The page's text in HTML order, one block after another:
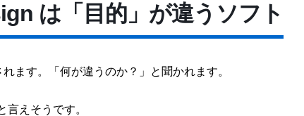
は「目的」が違うソフト
ます。「何が違うのか？」と聞かれます。
言えそうです。